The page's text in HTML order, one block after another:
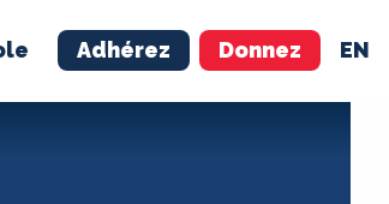
Adhérez Donnez EN
ADHÉREZ